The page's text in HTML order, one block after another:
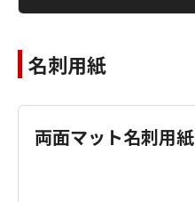
名刺用紙
両面マット名刺用紙